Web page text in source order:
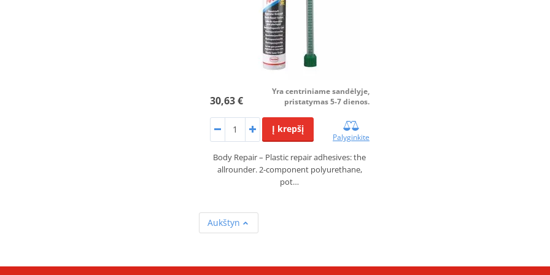
30,63 €
Yra centriniame sandėlyje,
pristatymas 5-7 dienos.
Į krepšį
Palyginkite
Body Repair – Plastic repair adhesives: the
allrounder. 2-component polyurethane,
pot…
Aukštyn